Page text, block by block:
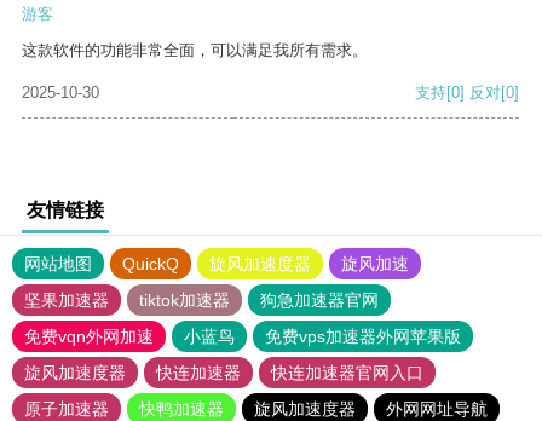
游客
这款软件的功能非常全面，可以满足我所有需求。
2025-10-30 支持[0] 反对[0]
友情链接
网站地图 QuickQ 旋风加速度器
旋风加速
坚果加速器
tiktok加速器
狗急加速器官网
免费vqn外网加速
小蓝鸟
免费vps加速器外网苹果版
旋风加速度器
快连加速器
快连加速器官网入口
原子加速器
快鸭加速器 旋风加速度器
外网网址导航